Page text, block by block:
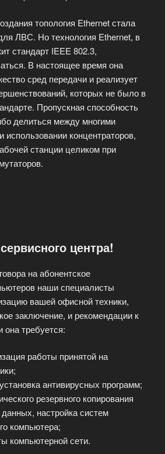
топология Ethernet стала
ЛВС. Но технология Ethernet, в
стандарт IEEE 802.3,
В настоящее время она
сред передачи и реализует
которых не было в
Пропускная способность
делиться между многими
использовании концентраторов,
станции целиком при
центра!
на абонентское
наши специалисты
вашей офисной техники,
заключение, и рекомендации к
она требуется:
работы принятой на
антивирусных программ;
резервного копирования
настройка систем
компьютера;
компьютерной сети.